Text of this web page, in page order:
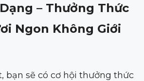
– Thưởng Thức
Ngon Không Giới
bạn sẽ có cơ hội thưởng thức